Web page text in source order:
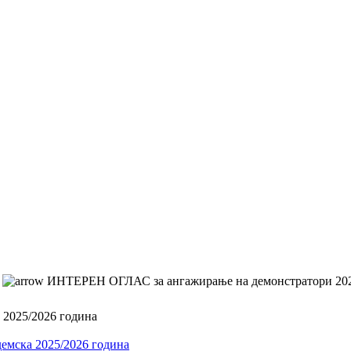
ИНТЕРЕН ОГЛАС за ангажирање на демонстратори
2026 година
2025/2026 година